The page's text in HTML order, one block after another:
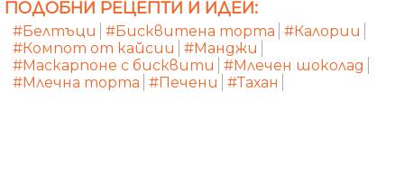
ПОДОБНИ РЕЦЕПТИ И ИДЕИ:
#Белтъци #Бисквитена торта #Калории
#Компот от кайсии
#Манджи
#Маскарпоне с бисквити
#Млечен шоколад
#Млечна торта #Печени #Тахан